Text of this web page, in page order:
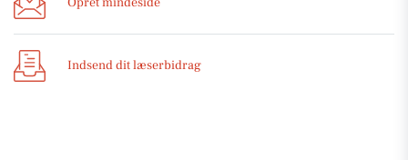
Indsend dit læserbidrag